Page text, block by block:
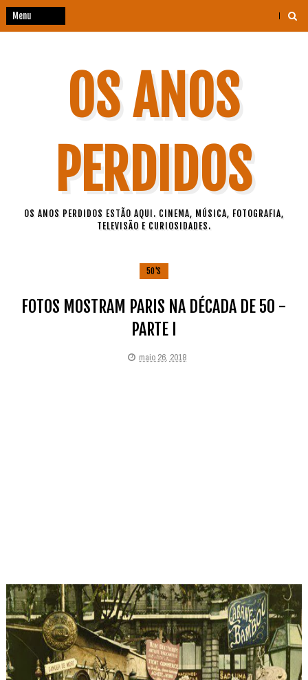
OS ANOS
PERDIDOS
OS ANOS PERDIDOS ESTÃO AQUI. CINEMA, MÚSICA, FOTOGRAFIA,
TELEVISÃO E CURIOSIDADES.
50'S
FOTOS MOSTRAM PARIS NA DÉCADA DE 50 -
PARTE I
maio 26, 2018